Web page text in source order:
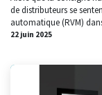
de distributeurs se
automatique (RVM)
22 juin 2025